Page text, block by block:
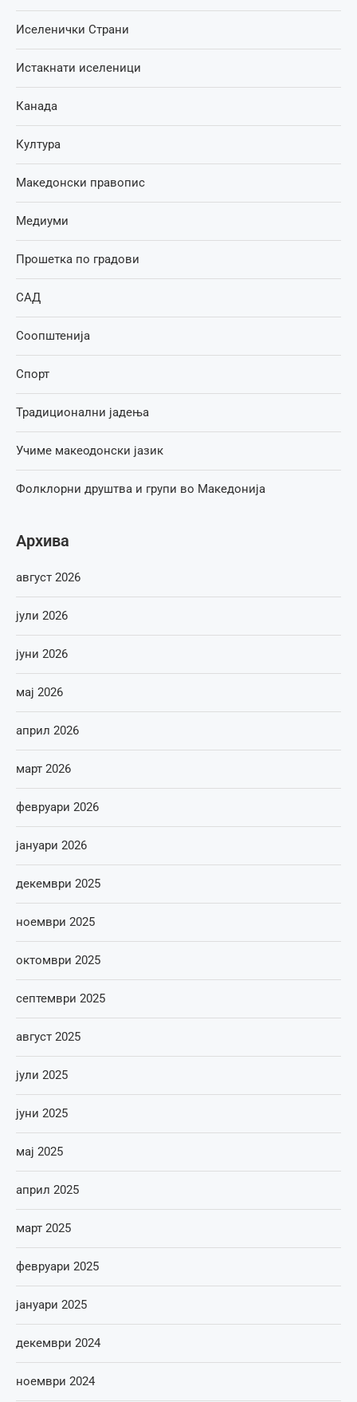
Иселенички Страни
Истакнати иселеници
Канада
Култура
Македонски правопис
Медиуми
Прошетка по градови
САД
Соопштенија
Спорт
Традиционални јадења
Учиме макеодонски јазик
Фолклорни друштва и групи во Македонија
Архива
август 2026
јули 2026
јуни 2026
мај 2026
април 2026
март 2026
февруари 2026
јануари 2026
декември 2025
ноември 2025
октомври 2025
септември 2025
август 2025
јули 2025
јуни 2025
мај 2025
април 2025
март 2025
февруари 2025
јануари 2025
декември 2024
ноември 2024